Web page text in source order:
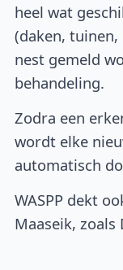
heel wat
(daken,
nest gemeld
behandeling.
Zodra een
wordt elke
automatisch
WASPP dekt
Maaseik, zoals